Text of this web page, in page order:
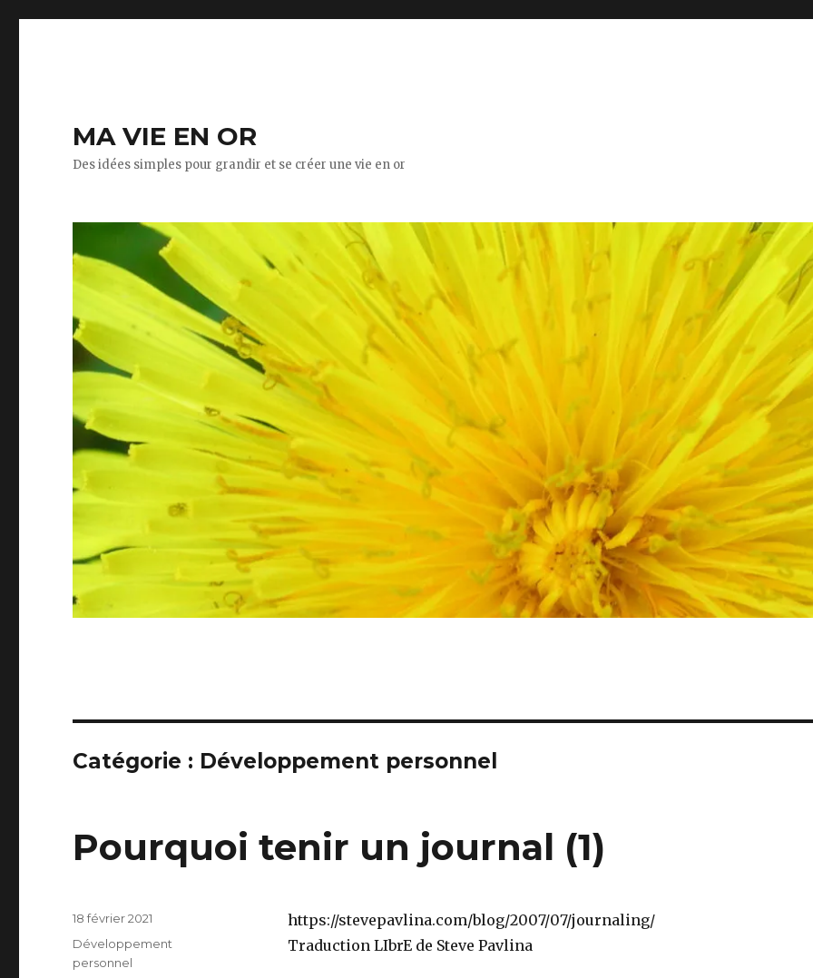
MA VIE EN OR
Des idées simples pour grandir et se créer une vie en or
Catégorie : Développement personnel
Pourquoi tenir un journal (1)
https://stevepavlina.com/blog/2007/07/journaling/
Traduction LIbrE de Steve Pavlina
Publié
18 février 2021
Catégories
Développement
personnel